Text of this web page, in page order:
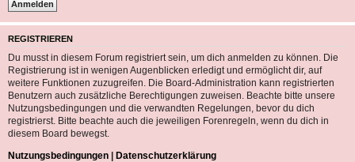
REGISTRIEREN
Du musst in diesem Forum registriert sein, um dich anmelden zu können. Die
Registrierung ist in wenigen Augenblicken erledigt und ermöglicht dir, auf
weitere Funktionen zuzugreifen. Die Board-Administration kann registrierten
Benutzern auch zusätzliche Berechtigungen zuweisen. Beachte bitte unsere
Nutzungsbedingungen und die verwandten Regelungen, bevor du dich
registrierst. Bitte beachte auch die jeweiligen Forenregeln, wenn du dich in
diesem Board bewegst.
Nutzungsbedingungen | Datenschutzerklärung